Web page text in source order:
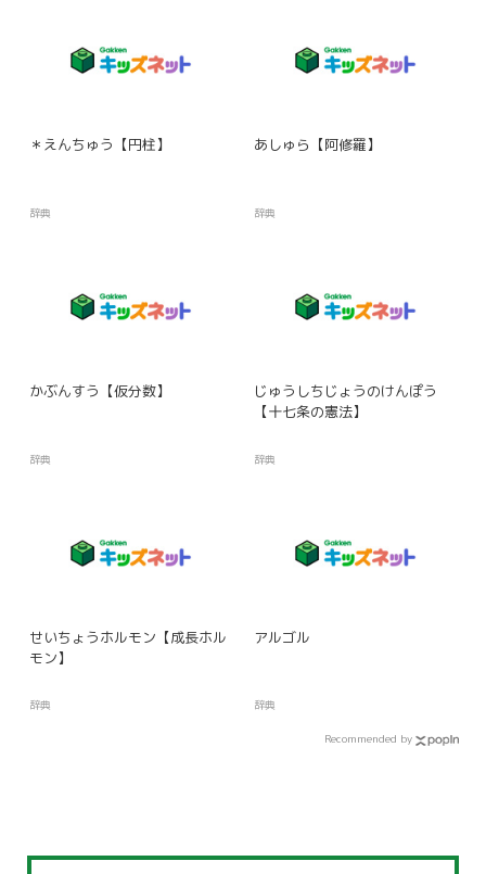
＊えんちゅう【円柱】
辞典
あしゅら【阿修羅】
辞典
かぶんすう【仮分数】
辞典
じゅうしちじょうのけんぽう
【十七条の憲法】
辞典
せいちょうホルモン【成長ホル
モン】
辞典
アルゴル
辞典
Recommended by